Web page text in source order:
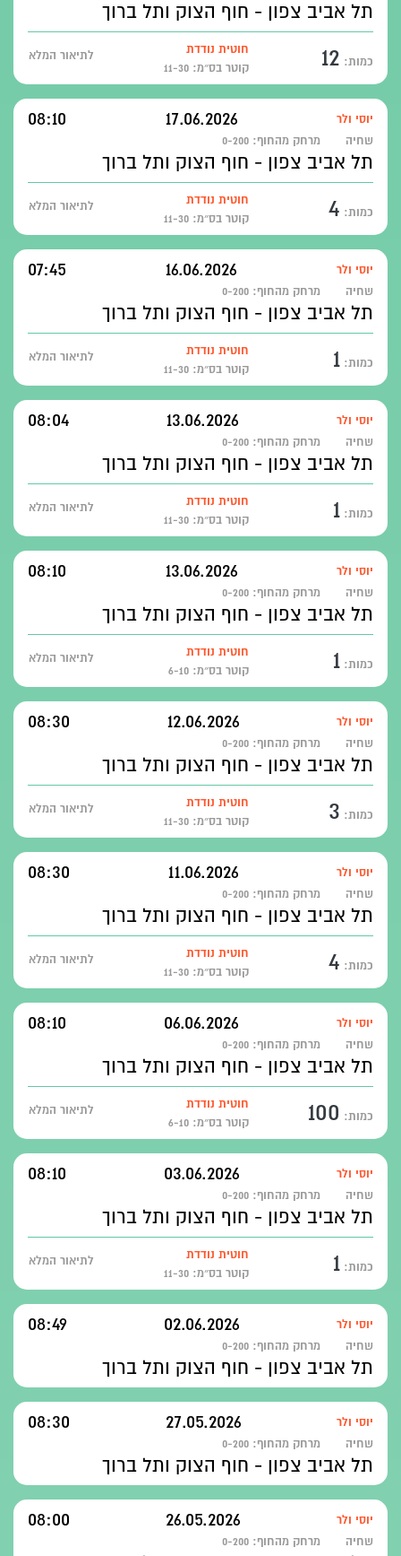
תל אביב צפון - חוף הצוק ותל ברוך
כמות: 12
חוטית נודדת
קוטר בס״מ: 11-30
לתיאור המלא
יוסי ולר 17.06.2026
08:10
שחיה מרחק מהחוף: 0-200
תל אביב צפון - חוף הצוק ותל ברוך
כמות: 4
חוטית נודדת
קוטר בס״מ: 11-30
לתיאור המלא
יוסי ולר 16.06.2026
07:45
שחיה מרחק מהחוף: 0-200
תל אביב צפון - חוף הצוק ותל ברוך
כמות: 1
חוטית נודדת
קוטר בס״מ: 11-30
לתיאור המלא
יוסי ולר 13.06.2026
08:04
שחיה מרחק מהחוף: 0-200
תל אביב צפון - חוף הצוק ותל ברוך
כמות: 1
חוטית נודדת
קוטר בס״מ: 11-30
לתיאור המלא
יוסי ולר 13.06.2026
08:10
שחיה מרחק מהחוף: 0-200
תל אביב צפון - חוף הצוק ותל ברוך
כמות: 1
חוטית נודדת
קוטר בס״מ: 6-10
לתיאור המלא
יוסי ולר 12.06.2026
08:30
שחיה מרחק מהחוף: 0-200
תל אביב צפון - חוף הצוק ותל ברוך
כמות: 3
חוטית נודדת
קוטר בס״מ: 11-30
לתיאור המלא
יוסי ולר 11.06.2026
08:30
שחיה מרחק מהחוף: 0-200
תל אביב צפון - חוף הצוק ותל ברוך
כמות: 4
חוטית נודדת
קוטר בס״מ: 11-30
לתיאור המלא
יוסי ולר 06.06.2026
08:10
שחיה מרחק מהחוף: 0-200
תל אביב צפון - חוף הצוק ותל ברוך
כמות: 100
חוטית נודדת
קוטר בס״מ: 6-10
לתיאור המלא
יוסי ולר 03.06.2026
08:10
שחיה מרחק מהחוף: 0-200
תל אביב צפון - חוף הצוק ותל ברוך
כמות: 1
חוטית נודדת
קוטר בס״מ: 11-30
לתיאור המלא
יוסי ולר 02.06.2026
08:49
שחיה מרחק מהחוף: 0-200
תל אביב צפון - חוף הצוק ותל ברוך
יוסי ולר 27.05.2026
08:30
שחיה מרחק מהחוף: 0-200
תל אביב צפון - חוף הצוק ותל ברוך
יוסי ולר 26.05.2026
08:00
שחיה מרחק מהחוף: 0-200